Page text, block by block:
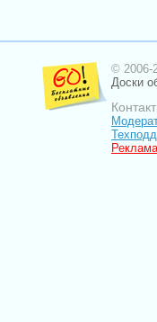
© 2006-
Доски
Реклама